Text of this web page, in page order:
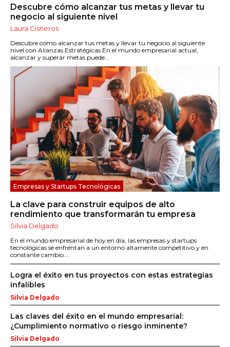
Descubre cómo alcanzar tus metas y llevar tu
negocio al siguiente nivel
Laura Cisneros
Descubre cómo alcanzar tus metas y llevar tu negocio al siguiente
nivel con Alianzas Estratégicas En el mundo empresarial actual,
alcanzar y superar metas puede...
Empresas y Startups Tecnológicas
La clave para construir equipos de alto
rendimiento que transformarán tu empresa
Silvia Delgado
En el mundo empresarial de hoy en día, las empresas y startups
tecnológicas se enfrentan a un entorno altamente competitivo y en
constante cambio....
Logra el éxito en tus proyectos con estas estrategias
infalibles
Silvia Delgado
Las claves del éxito en el mundo empresarial:
¿Cumplimiento normativo o riesgo inminente?
Silvia Delgado